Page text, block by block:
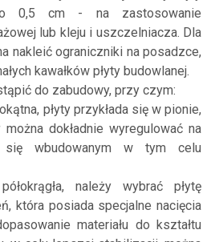
0,5 cm - na zastosowanie
lub kleju i uszczelniacza. Dla
nakleić ograniczniki na posadzce,
kawałków płyty budowlanej.
do zabudowy, przy czym:
płyty przykłada się w pionie,
dokładnie wyregulować na
się wbudowanym w tym celu
należy wybrać płytę
która posiada specjalne nacięcia
materiału do kształtu